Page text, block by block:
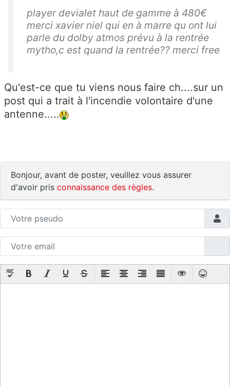
player devialet haut de gamme à 480€
merci xavier niel qui en à marre qu ont lui
parle du dolby atmos prévu à la rentrée
mytho,c est quand la rentrée?? merci free
Qu'est-ce que tu viens nous faire ch....sur un
post qui a trait à l'incendie volontaire d'une
antenne.....
Bonjour, avant de poster, veuillez vous assurer
d'avoir pris connaissance des règles.